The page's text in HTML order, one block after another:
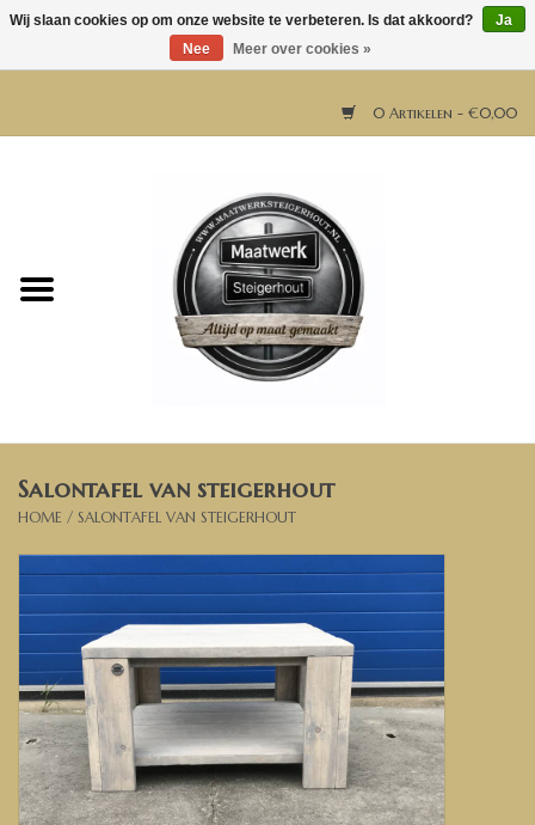
0 Artikelen - €0,00
Horeca meubels
Bartafels
Banken, stoelen &
(Bar)krukken
Hoekbanken
Plantenbakken
Hockers & Terrastafels
Salontafel van steigerhout
HOME / SALONTAFEL VAN STEIGERHOUT
Wij slaan cookies op om onze website te verbeteren. Is dat akkoord?
Ja
Nee
Meer over cookies »